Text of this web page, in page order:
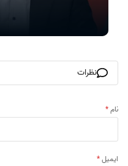
نظرات
نام*
ایمیل*